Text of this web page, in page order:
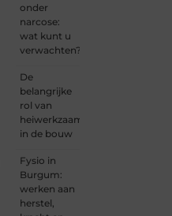
onder
narcose:
wat kunt u
verwachten?
De
belangrijke
rol van
heiwerkzaamheden
in de bouw
Fysio in
Burgum:
werken aan
herstel,